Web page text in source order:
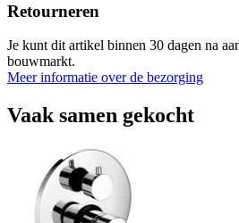
Retourneren
Je kunt dit artikel binnen 30 dagen na
bouwmarkt.
Meer informatie over de bezorging
Vaak samen gekocht